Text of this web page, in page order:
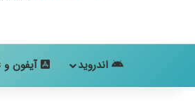
اندروید آیفون و ios